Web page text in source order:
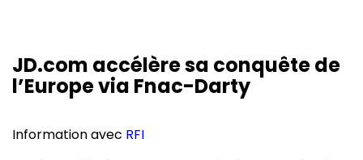
JD.com accélère sa conquête de
l’Europe via Fnac-Darty
Information avec RFI